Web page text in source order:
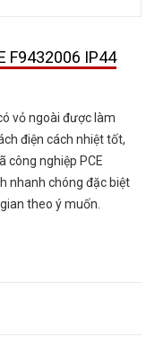
F9432006 IP44
vỏ ngoài được làm
điện cách nhiệt tốt,
công nghiệp PCE
nhanh chóng đặc biệt
theo ý muốn.